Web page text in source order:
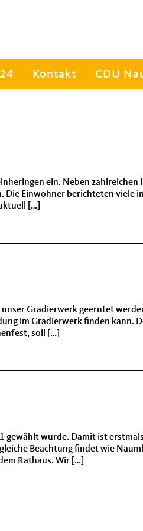
Kontakt CDU
ein. Neben
Einwohner berichteten viele
[…]
Gradierwerk geerntet
im Gradierwerk finden
soll […]
wurde. Damit ist
Beachtung findet wie
Rathaus. Wir […]